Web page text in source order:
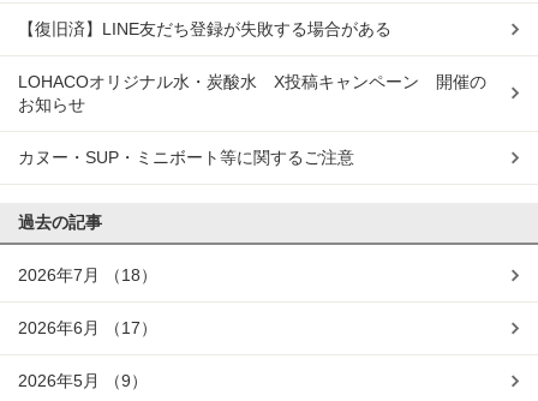
【復旧済】LINE友だち登録が失敗する場合がある
LOHACOオリジナル水・炭酸水 X投稿キャンペーン 開催の
お知らせ
カヌー・SUP・ミニボート等に関するご注意
過去の記事
2026年7月 （18）
2026年6月 （17）
2026年5月 （9）